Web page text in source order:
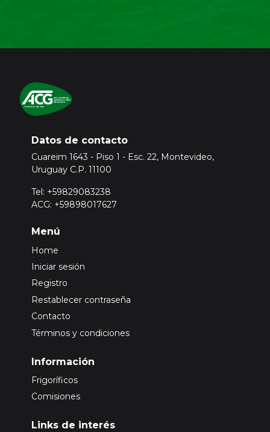
Datos de contacto
Cuareim 1643 - Piso 1 - Esc. 22, Montevideo,
Uruguay C.P. 11100
Tel: +59829083238
ACG: +59898017627
Menú
Home
Iniciar sesión
Registro
Restablecer contraseña
Contacto
Términos y condiciones
Información
Frigoríficos
Comisiones
Links de interés